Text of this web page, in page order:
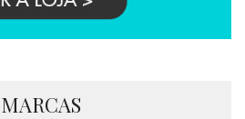
MARCAS